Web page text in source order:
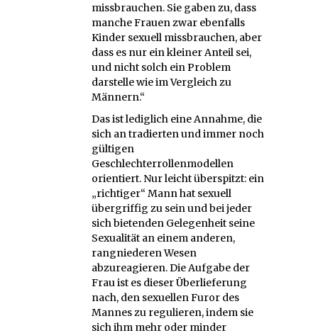
missbrauchen. Sie gaben zu, dass
manche Frauen zwar ebenfalls
Kinder sexuell missbrauchen, aber
dass es nur ein kleiner Anteil sei,
und nicht solch ein Problem
darstelle wie im Vergleich zu
Männern.“
Das ist lediglich eine Annahme, die
sich an tradierten und immer noch
gültigen
Geschlechterrollenmodellen
orientiert. Nur leicht überspitzt: ein
„richtiger“ Mann hat sexuell
übergriffig zu sein und bei jeder
sich bietenden Gelegenheit seine
Sexualität an einem anderen,
rangniederen Wesen
abzureagieren. Die Aufgabe der
Frau ist es dieser Überlieferung
nach, den sexuellen Furor des
Mannes zu regulieren, indem sie
sich ihm mehr oder minder